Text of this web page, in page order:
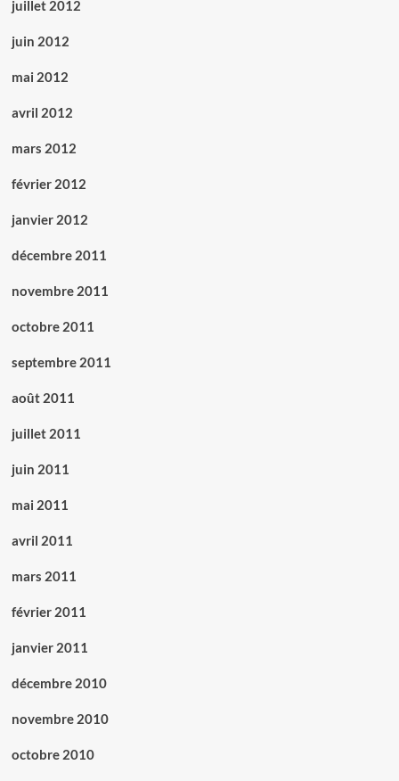
juillet 2012
juin 2012
mai 2012
avril 2012
mars 2012
février 2012
janvier 2012
décembre 2011
novembre 2011
octobre 2011
septembre 2011
août 2011
juillet 2011
juin 2011
mai 2011
avril 2011
mars 2011
février 2011
janvier 2011
décembre 2010
novembre 2010
octobre 2010